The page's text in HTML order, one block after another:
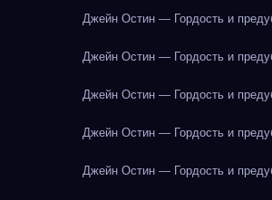
Джейн Остин — Гордость и
Джейн Остин — Гордость и
Джейн Остин — Гордость и
Джейн Остин — Гордость и
Джейн Остин — Гордость и